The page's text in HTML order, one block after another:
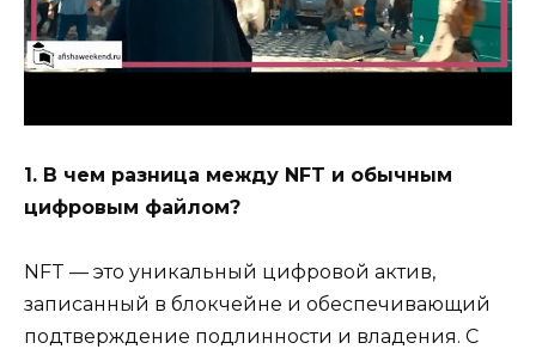
1. В чем разница между NFT и обычным
цифровым файлом?
NFT — это уникальный цифровой актив,
записанный в блокчейне и обеспечивающий
подтверждение подлинности и владения. С